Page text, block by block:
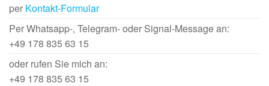
per Kontakt-Formular
Per Whatsapp-, Telegram- oder Signal-Message an:
+49 178 835 63 15
oder rufen Sie mich an:
+49 178 835 63 15